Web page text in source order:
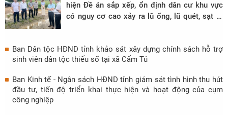
hiện Đề án sắp xếp, ổn định dân cư khu vực
có nguy cơ cao xảy ra lũ ống, lũ quét, sạt lở
Ban Dân tộc HĐND tỉnh khảo sát xây dựng chính sách hỗ trợ
sinh viên dân tộc thiểu số tại xã Cẩm Tú
Ban Kinh tế - Ngân sách HĐND tỉnh giám sát tình hình thu hút
đầu tư, tiến độ triển khai thực hiện và hoạt động của cụm
công nghiệp